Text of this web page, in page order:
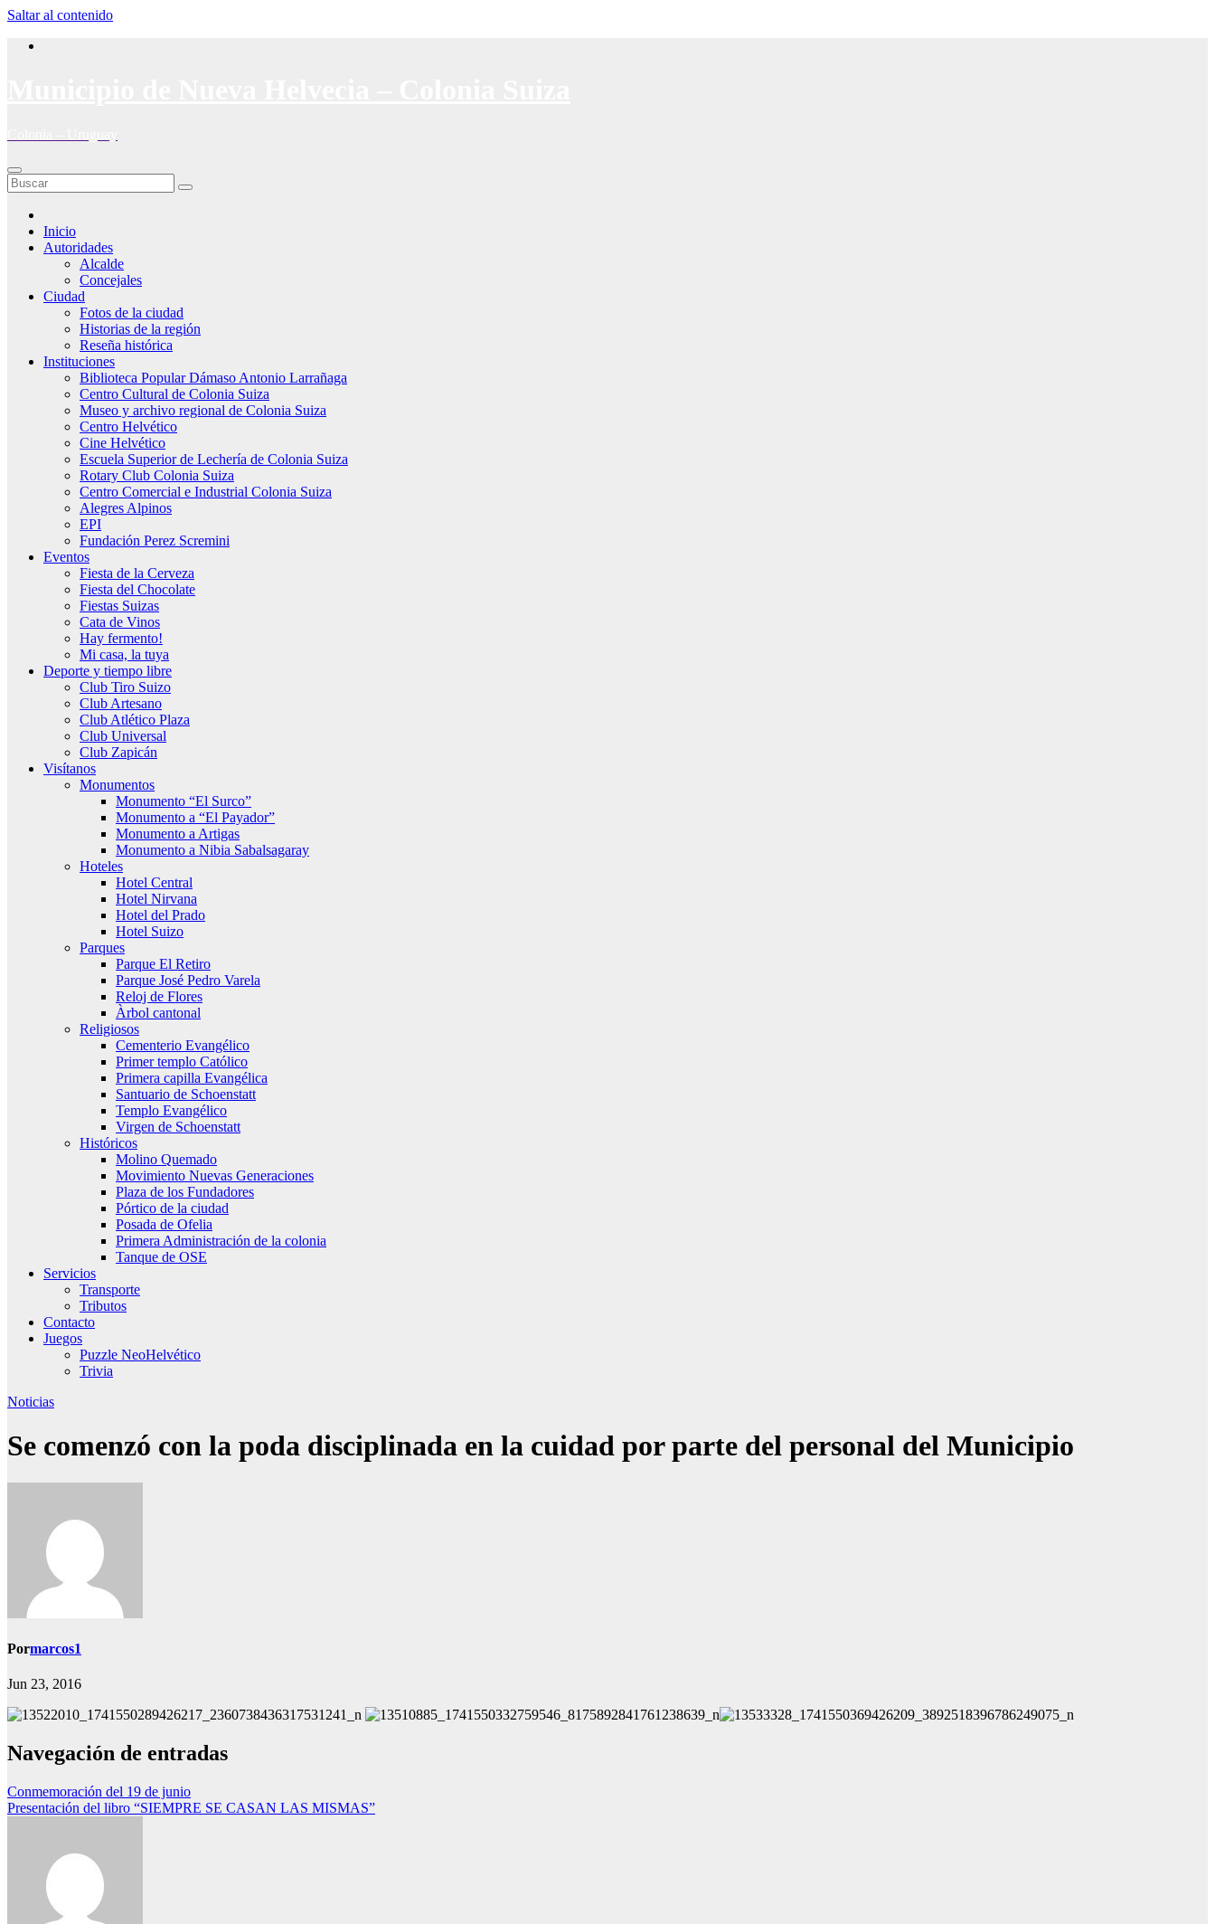
Saltar al contenido
Inicio
Autoridades
Alcalde
Concejales
Ciudad
Fotos de la ciudad
Historias de la región
Reseña histórica
Instituciones
Biblioteca Popular Dámaso Antonio Larrañaga
Centro Cultural de Colonia Suiza
Museo y archivo regional de Colonia Suiza
Centro Helvético
Cine Helvético
Escuela Superior de Lechería de Colonia Suiza
Rotary Club Colonia Suiza
Centro Comercial e Industrial Colonia Suiza
Alegres Alpinos
EPI
Fundación Perez Scremini
Eventos
Fiesta de la Cerveza
Fiesta del Chocolate
Fiestas Suizas
Cata de Vinos
Hay fermento!
Mi casa, la tuya
Deporte y tiempo libre
Club Tiro Suizo
Club Artesano
Club Atlético Plaza
Club Universal
Club Zapicán
Visítanos
Monumentos
Monumento “El Surco”
Monumento a “El Payador”
Monumento a Artigas
Monumento a Nibia Sabalsagaray
Hoteles
Hotel Central
Hotel Nirvana
Hotel del Prado
Hotel Suizo
Parques
Parque El Retiro
Parque José Pedro Varela
Reloj de Flores
Àrbol cantonal
Religiosos
Cementerio Evangélico
Primer templo Católico
Primera capilla Evangélica
Santuario de Schoenstatt
Templo Evangélico
Virgen de Schoenstatt
Históricos
Molino Quemado
Movimiento Nuevas Generaciones
Plaza de los Fundadores
Pórtico de la ciudad
Posada de Ofelia
Primera Administración de la colonia
Tanque de OSE
Servicios
Transporte
Tributos
Contacto
Juegos
Puzzle NeoHelvético
Trivia
Noticias
Se comenzó con la poda disciplinada en la cuidad por parte del personal del Municipio
Pormarcos1
Jun 23, 2016
Navegación de entradas
Conmemoración del 19 de junio
Presentación del libro “SIEMPRE SE CASAN LAS MISMAS”